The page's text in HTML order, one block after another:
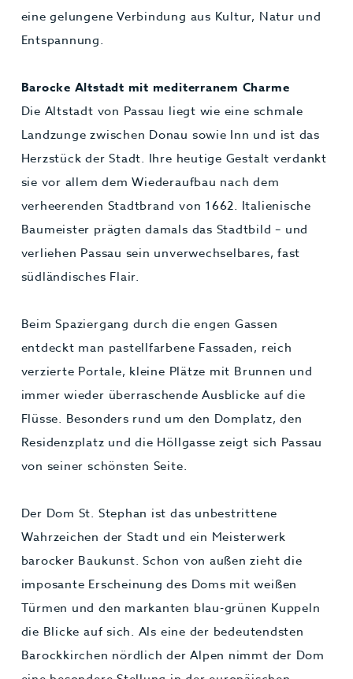
eine gelungene Verbindung aus Kultur, Natur und
Entspannung.
Barocke Altstadt mit mediterranem Charme
Die Altstadt von Passau liegt wie eine schmale
Landzunge zwischen Donau sowie Inn und ist das
Herzstück der Stadt. Ihre heutige Gestalt verdankt
sie vor allem dem Wiederaufbau nach dem
verheerenden Stadtbrand von 1662. Italienische
Baumeister prägten damals das Stadtbild – und
verliehen Passau sein unverwechselbares, fast
südländisches Flair.
Beim Spaziergang durch die engen Gassen
entdeckt man pastellfarbene Fassaden, reich
verzierte Portale, kleine Plätze mit Brunnen und
immer wieder überraschende Ausblicke auf die
Flüsse. Besonders rund um den Domplatz, den
Residenzplatz und die Höllgasse zeigt sich Passau
von seiner schönsten Seite.
Der Dom St. Stephan ist das unbestrittene
Wahrzeichen der Stadt und ein Meisterwerk
barocker Baukunst. Schon von außen zieht die
imposante Erscheinung des Doms mit weißen
Türmen und den markanten blau-grünen Kuppeln
die Blicke auf sich. Als eine der bedeutendsten
Barockkirchen nördlich der Alpen nimmt der Dom